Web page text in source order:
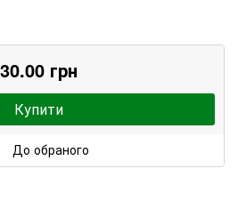
30.00 грн
Купити
До обраного